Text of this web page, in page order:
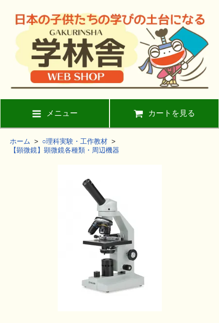
メニュー カートを見る
ホーム > ○理科実験・工作教材 >
【顕微鏡】顕微鏡各種類・周辺機器